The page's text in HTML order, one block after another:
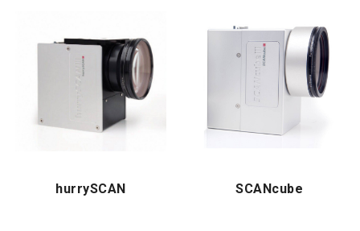
hurrySCAN SCANcube